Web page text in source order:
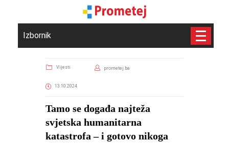
Izbornik
Vijesti prometej.ba
13.10.2024
​Tamo se događa najteža
svjetska humanitarna
katastrofa – i gotovo nikoga